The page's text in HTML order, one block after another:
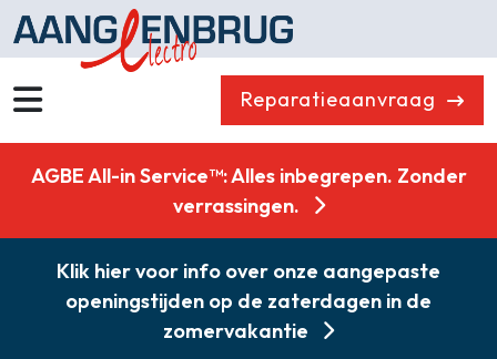
Reparatieaanvraag
Koelen & Vriezen
Koken
Koffiemachines
Professioneel
Stofzuigers
Quooker
Klein huishoudelijk
AGBE All-in Service™: Alles inbegrepen. Zonder
verrassingen.
Klik hier voor info over onze aangepaste
openingstijden op de zaterdagen in de
zomervakantie